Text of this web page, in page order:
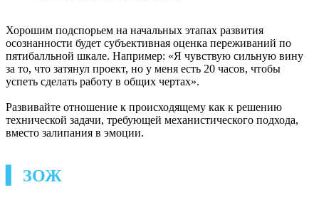
Хорошим подспорьем на начальных этапах развития
осознанности будет субъективная оценка переживаний по
пятибалльной шкале. Например: «Я чувствую сильную вину
за то, что затянул проект, но у меня есть 20 часов, чтобы
успеть сделать работу в общих чертах».
Развивайте отношение к происходящему как к решению
технической задачи, требующей механистического подхода,
вместо залипания в эмоции.
▍ ЗОЖ